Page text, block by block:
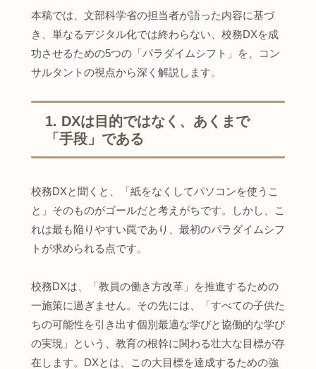
本稿では、文部科学省の担当者が語った内容に基づ
き、単なるデジタル化では終わらない、校務DXを成
功させるための5つの「パラダイムシフト」を、コン
サルタントの視点から深く解説します。
1. DXは目的ではなく、あくまで
「手段」である
校務DXと聞くと、「紙をなくしてパソコンを使うこ
と」そのものがゴールだと考えがちです。しかし、こ
れは最も陥りやすい罠であり、最初のパラダイムシフ
トが求められる点です。
校務DXは、「教員の働き方改革」を推進するための
一施策に過ぎません。その先には、「すべての子供た
ちの可能性を引き出す個別最適な学びと協働的な学び
の実現」という、教育の根幹に関わる壮大な目標が存
在します。DXとは、この大目標を達成するための強